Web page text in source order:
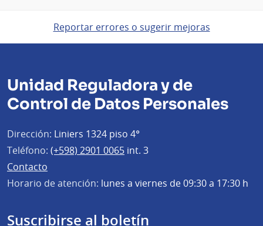
Reportar errores o sugerir mejoras
Unidad Reguladora y de
Control de Datos Personales
Dirección: Liniers 1324 piso 4°
Teléfono: (+598) 2901 0065 int. 3
Contacto
Horario de atención: lunes a viernes de 09:30 a 17:30 h
Suscribirse al boletín